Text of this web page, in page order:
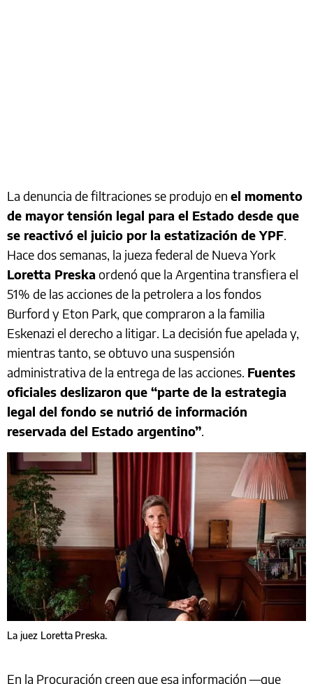
La denuncia de filtraciones se produjo en el momento
de mayor tensión legal para el Estado desde que
se reactivó el juicio por la estatización de YPF.
Hace dos semanas, la jueza federal de Nueva York
Loretta Preska ordenó que la Argentina transfiera el
51% de las acciones de la petrolera a los fondos
Burford y Eton Park, que compraron a la familia
Eskenazi el derecho a litigar. La decisión fue apelada y,
mientras tanto, se obtuvo una suspensión
administrativa de la entrega de las acciones. Fuentes
oficiales deslizaron que “parte de la estrategia
legal del fondo se nutrió de información
reservada del Estado argentino”.
La juez Loretta Preska.
En la Procuración creen que esa información —que